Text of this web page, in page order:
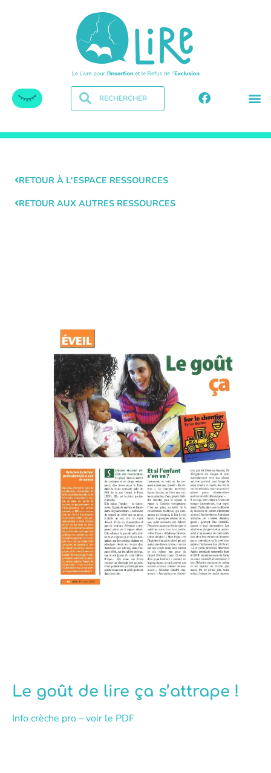
RETOUR À L'ESPACE RESSOURCES
RETOUR AUX AUTRES RESSOURCES
Le goût de lire ça s’attrape !
Info crèche pro – voir le PDF